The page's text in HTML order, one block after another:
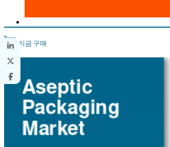
지금 구매